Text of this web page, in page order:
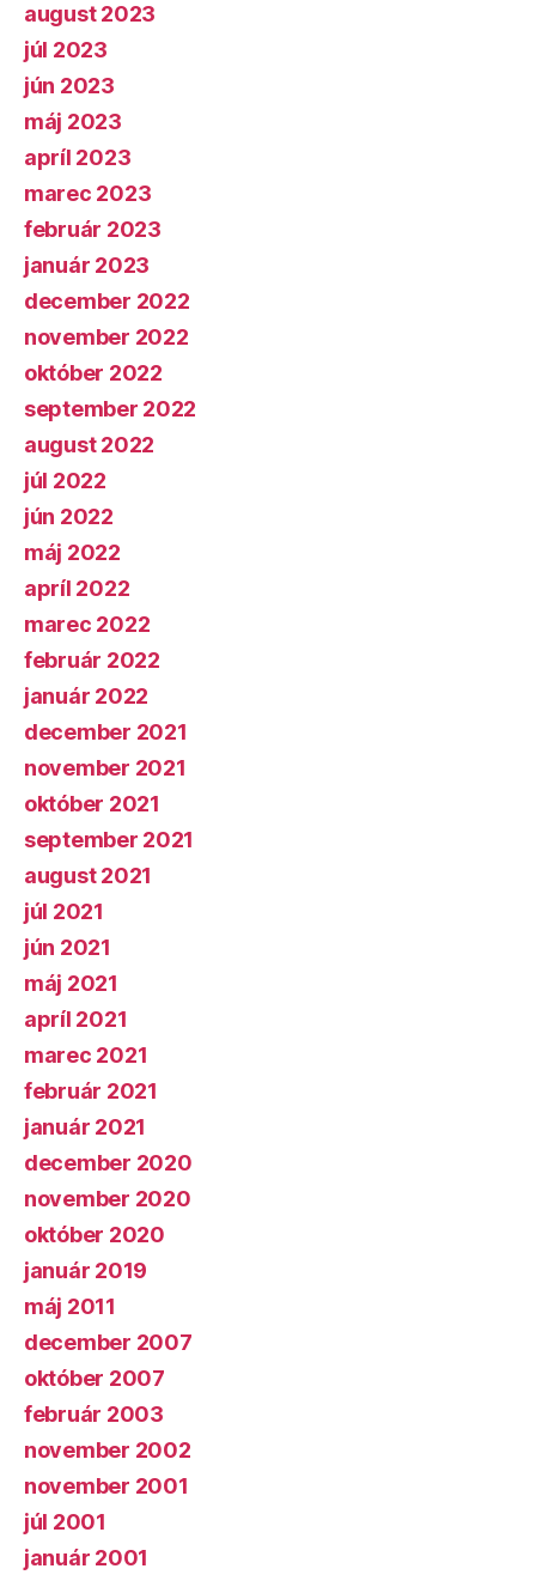
august 2023
júl 2023
jún 2023
máj 2023
apríl 2023
marec 2023
február 2023
január 2023
december 2022
november 2022
október 2022
september 2022
august 2022
júl 2022
jún 2022
máj 2022
apríl 2022
marec 2022
február 2022
január 2022
december 2021
november 2021
október 2021
september 2021
august 2021
júl 2021
jún 2021
máj 2021
apríl 2021
marec 2021
február 2021
január 2021
december 2020
november 2020
október 2020
január 2019
máj 2011
december 2007
október 2007
február 2003
november 2002
november 2001
júl 2001
január 2001